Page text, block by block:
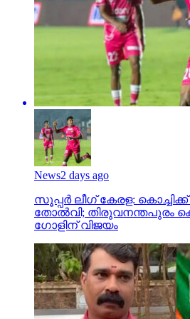
News2 days ago
സൂപ്പര്‍ ലീഗ് കേരള:
തോല്‍വി; തിരുവനന്തപുരം
ഗോളിന് വിജയം